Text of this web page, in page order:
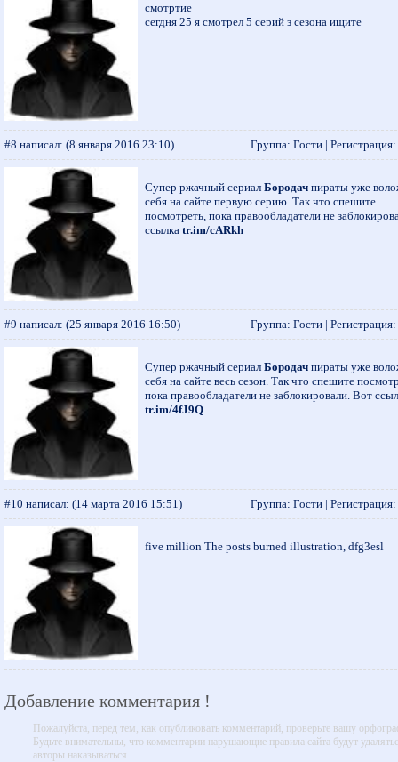
смотртие
сегдня 25 я смотрел 5 серий з сезона ищите
#8 написал: (8 января 2016 23:10) Группа: Гости |
Супер ржачный сериал Бородач пираты уже
себя на сайте первую серию. Так что спешите
посмотреть, пока правообладатели не
ссылка tr.im/cARkh
#9 написал: (25 января 2016 16:50) Группа: Гости |
Супер ржачный сериал Бородач пираты уже
себя на сайте весь сезон. Так что спешите
пока правообладатели не заблокировали. Вот
tr.im/4fJ9Q
#10 написал: (14 марта 2016 15:51) Группа: Гости |
five million The posts burned illustration, dfg3esl
Добавление комментария !
Пожалуйста, перед тем, как опубликовать комментарий, проверьте вашу
Будьте внимательны, что комментарии нарушающие правила сайта будут
авторы наказываться.